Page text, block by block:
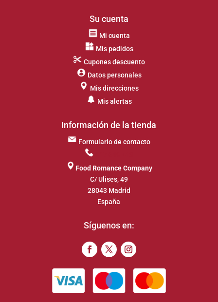
Su cuenta
Mi cuenta
Mis pedidos
Cupones descuento
Datos personales
Mis direcciones
Mis alertas
Información de la tienda
Formulario de contacto
Food Romance Company
C/ Ulises, 49
28043 Madrid
España
Síguenos en: